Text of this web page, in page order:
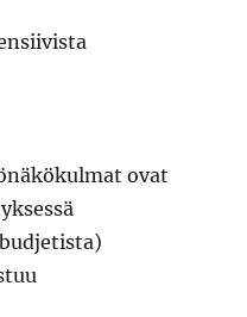
ovat